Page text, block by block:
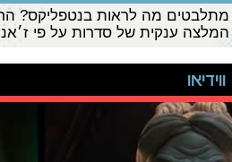
מתלבטים מה לראות בנטפליקס?
המלצה ענקית של סדרות על פי
ווידיאו